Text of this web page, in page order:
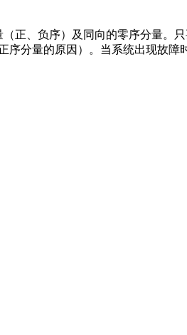
正、负序）及同向的零序分量。
分量的原因）。当系统出现故障